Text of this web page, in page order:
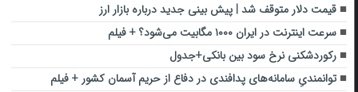
قیمت دلار متوقف شد | پیش بینی جدید درباره بازار ارز
سرعت اینترنت در ایران ۱۰۰۰ مگابیت می‌شود؟ + فیلم
رکوردشکنی نرخ سود بین بانکی+جدول
توانمندیِ سامانه‌های پدافندی در دفاع از حریم آسمان کشور + فیلم